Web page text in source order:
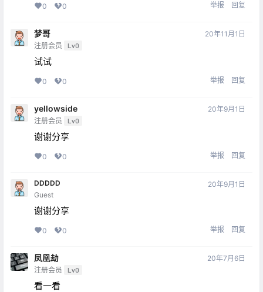
0 0 举报 回复
梦哥
注册会员 Lv0
20年11月1日
试试
0 0 举报 回复
yellowside
注册会员 Lv0
20年9月1日
谢谢分享
0 0 举报 回复
DDDDD
Guest
20年9月1日
谢谢分享
0 0 举报 回复
凤凰劫
注册会员 Lv0
20年7月6日
看一看